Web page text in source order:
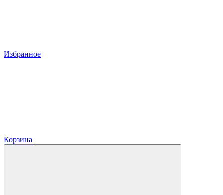
Избранное
Корзина